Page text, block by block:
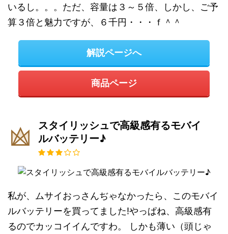
いるし。。。ただ、容量は３～５倍、しかし、ご予
算３倍と魅力ですが、６千円・・・ｆ＾＾
解説ページへ
商品ページ
スタイリッシュで高級感有るモバイ
ルバッテリー♪
私が、ムサイおっさんぢゃなかったら、このモバイ
ルバッテリーを買ってました!やっぱね、高級感有
るのでカッコイイんですわ。 しかも薄い（頭じゃ